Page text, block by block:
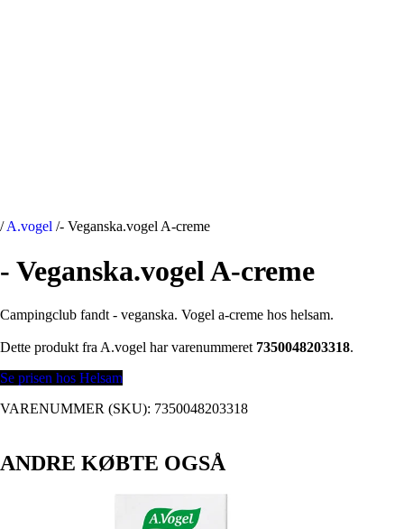
/A.vogel /- Veganska.vogel A-creme
- Veganska.vogel A-creme
Campingclub fandt - veganska. Vogel a-creme hos helsam.
Dette produkt fra A.vogel har varenummeret 7350048203318.
Se prisen hos Helsam
VARENUMMER (SKU): 7350048203318
ANDRE KØBTE OGSÅ